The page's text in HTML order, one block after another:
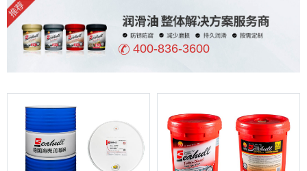
400-836-3600